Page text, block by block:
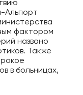
Альпорт
фактором
названо
Также
в больницах,